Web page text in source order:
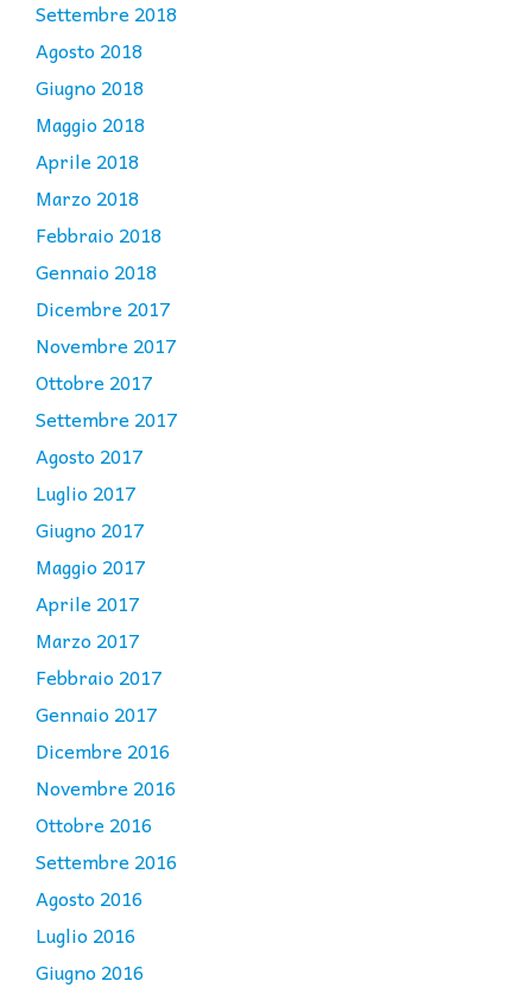
Settembre 2018
Agosto 2018
Giugno 2018
Maggio 2018
Aprile 2018
Marzo 2018
Febbraio 2018
Gennaio 2018
Dicembre 2017
Novembre 2017
Ottobre 2017
Settembre 2017
Agosto 2017
Luglio 2017
Giugno 2017
Maggio 2017
Aprile 2017
Marzo 2017
Febbraio 2017
Gennaio 2017
Dicembre 2016
Novembre 2016
Ottobre 2016
Settembre 2016
Agosto 2016
Luglio 2016
Giugno 2016